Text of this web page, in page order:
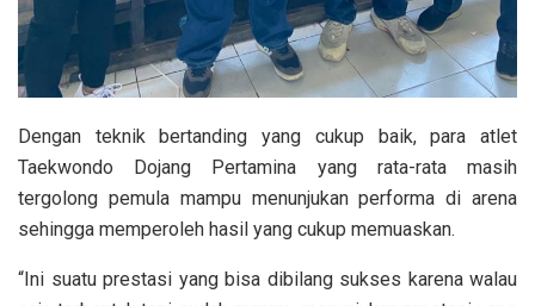
Dengan teknik bertanding yang cukup baik, para atlet
Taekwondo Dojang Pertamina yang rata-rata masih
tergolong pemula mampu menunjukan performa di arena
sehingga memperoleh hasil yang cukup memuaskan.
“Ini suatu prestasi yang bisa dibilang sukses karena walau